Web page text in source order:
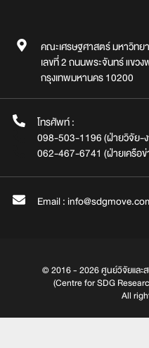
คณะเศรษฐศาสตร์ มหาวิท
เลขที่ 2 ถนนพระจันทร์ แขว
กรุงเทพมหานคร 10200
โทรศัพท์ :
098-503-1196 (ฝ่ายวิจัย-ง
062-467-6741 (ฝ่ายเครือ
Email :
© 2016 - 2026 ศูนย์วิจัยแล
(Centre for SDG
All